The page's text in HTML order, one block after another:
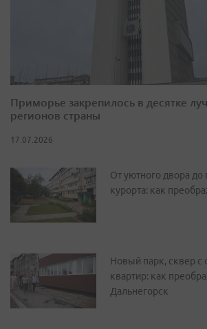
Приморье закрепилось в десятке
регионов страны
17.07.2026
От уютного двора
курорта: как
Новый парк, сквер с
квартир: как
Дальнегорск